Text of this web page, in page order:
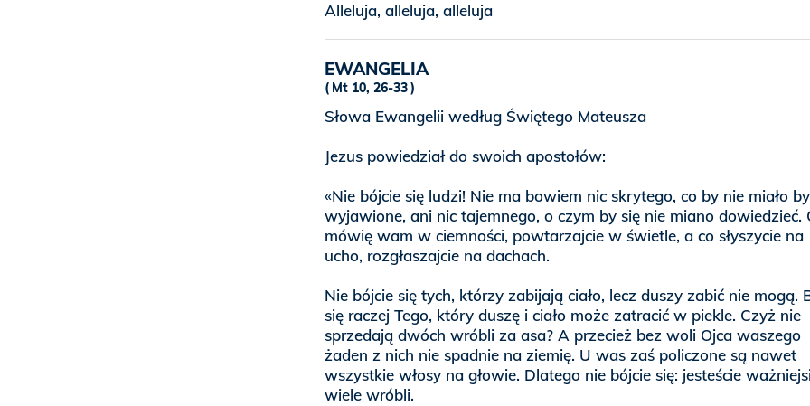
Alleluja, alleluja, alleluja
EWANGELIA
Mt 10, 26-33
Słowa Ewangelii według Świętego Mateusza
Jezus powiedział do swoich apostołów:
«Nie bójcie się ludzi! Nie ma bowiem nic skrytego, co by nie miało
wyjawione, ani nic tajemnego, o czym by się nie miano dowiedzieć.
mówię wam w ciemności, powtarzajcie w świetle, a co słyszycie na
ucho, rozgłaszajcie na dachach.
Nie bójcie się tych, którzy zabijają ciało, lecz duszy zabić nie mogą.
się raczej Tego, który duszę i ciało może zatracić w piekle. Czyż nie
sprzedają dwóch wróbli za asa? A przecież bez woli Ojca waszego
żaden z nich nie spadnie na ziemię. U was zaś policzone są nawet
wszystkie włosy na głowie. Dlatego nie bójcie się: jesteście
wiele wróbli.